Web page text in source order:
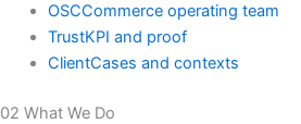
OSCCommerce operating team
TrustKPI and proof
ClientCases and contexts
02 What We Do